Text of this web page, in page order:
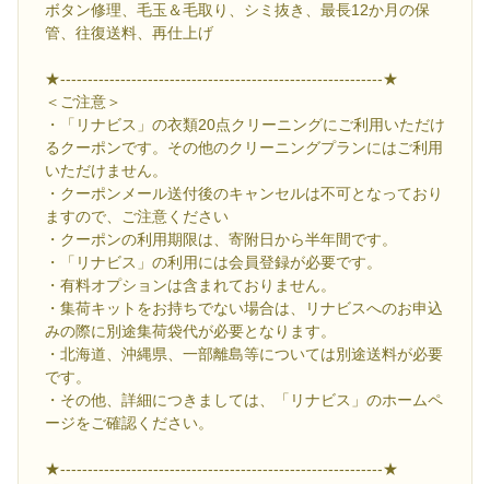
ボタン修理、毛玉＆毛取り、シミ抜き、最長12か月の保
管、往復送料、再仕上げ
★-----------------------------------------------------------★
＜ご注意＞
・「リナビス」の衣類20点クリーニングにご利用いただけ
るクーポンです。その他のクリーニングプランにはご利用
いただけません。
・クーポンメール送付後のキャンセルは不可となっており
ますので、ご注意ください
・クーポンの利用期限は、寄附日から半年間です。
・「リナビス」の利用には会員登録が必要です。
・有料オプションは含まれておりません。
・集荷キットをお持ちでない場合は、リナビスへのお申込
みの際に別途集荷袋代が必要となります。
・北海道、沖縄県、一部離島等については別途送料が必要
です。
・その他、詳細につきましては、「リナビス」のホームペ
ージをご確認ください。
★-----------------------------------------------------------★